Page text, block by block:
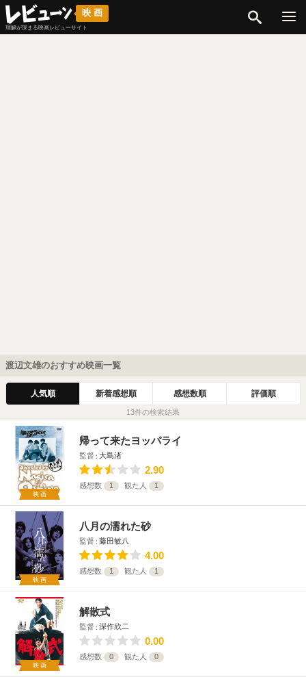
映画
理解が深まる映画レビューサイト
渡辺文雄のおすすめ映画一覧
人気順 新着感想順 感想数順 評価順
13件の検索結果
映画
帰って来たヨッパライ
監督 大島渚
2.90
感想数 1 観た人 1
映画
八月の濡れた砂
監督 藤田敏八
4.00
感想数 1 観た人 1
映画
解散式
監督 深作欣二
0.00
感想数 0 観た人 0